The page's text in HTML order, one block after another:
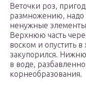
Веточки роз,
размножению, надо
ненужные
Верхнюю часть
воском и опустить
закупорился.
в воде,
корнеобразования.